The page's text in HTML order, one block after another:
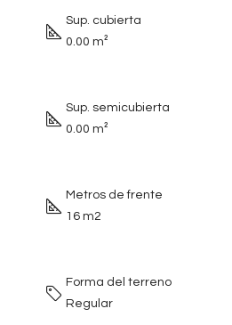
Sup. cubierta
0.00 m²
Sup. semicubierta
0.00 m²
Metros de frente
16 m2
Forma del terreno
Regular